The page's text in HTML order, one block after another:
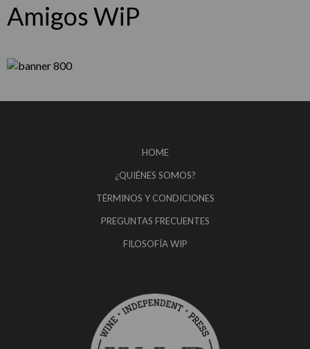
Amigos WiP
HOME
¿QUIÉNES SOMOS?
TÉRMINOS Y CONDICIONES
PREGUNTAS FRECUENTES
FILOSOFÍA WIP